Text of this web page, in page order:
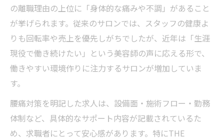
の離職理由の上位に「身体的な痛みや不調」があること
が挙げられます。従来のサロンでは、スタッフの健康よ
りも回転率や売上を優先しがちでしたが、近年は「生涯
現役で働き続けたい」という美容師の声に応える形で、
働きやすい環境作りに注力するサロンが増加していま
す。
腰痛対策を明記した求人は、設備面・施術フロー・勤務
体制など、具体的なサポート内容が記載されているた
め、求職者にとって安心感があります。特にTHE